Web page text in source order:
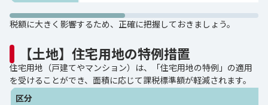
税額に大きく影響するため、正確に把握しておきましょう。
【土地】住宅用地の特例措置
住宅用地（戸建てやマンション）は、「住宅用地の特例」の適用
を受けることができ、面積に応じて課税標準額が軽減されます。
区分